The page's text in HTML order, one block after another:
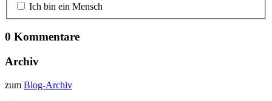
Ich bin ein Mensch
0 Kommentare
Archiv
zum Blog-Archiv